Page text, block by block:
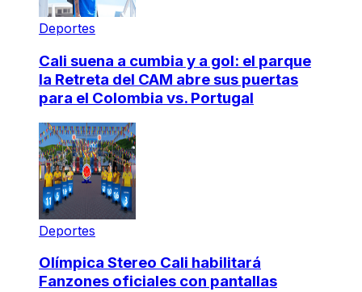
Deportes
Cali suena a cumbia y a gol: el parque
la Retreta del CAM abre sus puertas
para el Colombia vs. Portugal
Deportes
Olímpica Stereo Cali habilitará
Fanzones oficiales con pantallas